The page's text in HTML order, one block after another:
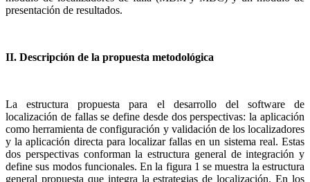
presentación de resultados.
II. Descripción de la propuesta metodológica
La estructura propuesta para el desarrollo del software de
localización de fallas se define desde dos perspectivas: la aplicación
como herramienta de configuración y validación de los localizadores
y la aplicación directa para localizar fallas en un sistema real. Estas
dos perspectivas conforman la estructura general de integración y
define sus modos funcionales. En la figura 1 se muestra la estructura
general propuesta que integra la estrategias de localización. En los